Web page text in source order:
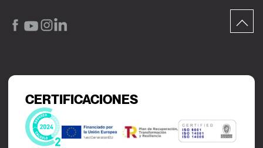
CERTIFICACIONES